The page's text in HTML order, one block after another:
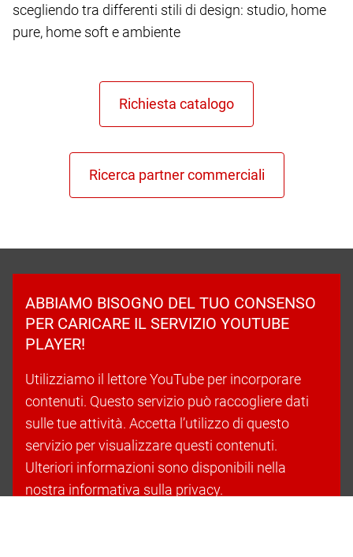
scegliendo tra differenti stili di design: studio, home
pure, home soft e ambiente
ABBIAMO BISOGNO DEL TUO CONSENSO
PER CARICARE IL SERVIZIO YOUTUBE
PLAYER!
Utilizziamo il lettore YouTube per incorporare
contenuti. Questo servizio può raccogliere dati
sulle tue attività. Accetta l’utilizzo di questo
servizio per visualizzare questi contenuti.
Ulteriori informazioni sono disponibili nella
nostra informativa sulla privacy.